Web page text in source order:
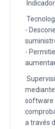
-
-
mediante
software
a través